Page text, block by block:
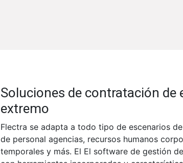
Soluciones de contratación de
extremo
Flectra se adapta a todo tipo de escenarios
de personal agencias, recursos humanos
temporales y más. El El software de gestión